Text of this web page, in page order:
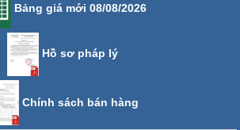
Bảng giá mới 08/08/2026
Hồ sơ pháp lý
Chính sách bán hàng